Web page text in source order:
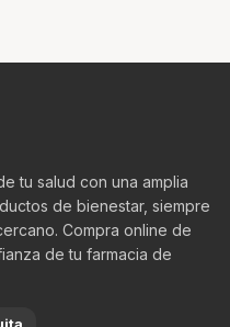
tu salud con una amplia
de bienestar, siempre
Compra online de
de tu farmacia de